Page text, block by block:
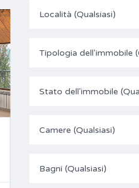
Località (Qualsiasi)
Tipologia dell'immobile
Stato dell'immobile
Camere (Qualsiasi)
Bagni (Qualsiasi)